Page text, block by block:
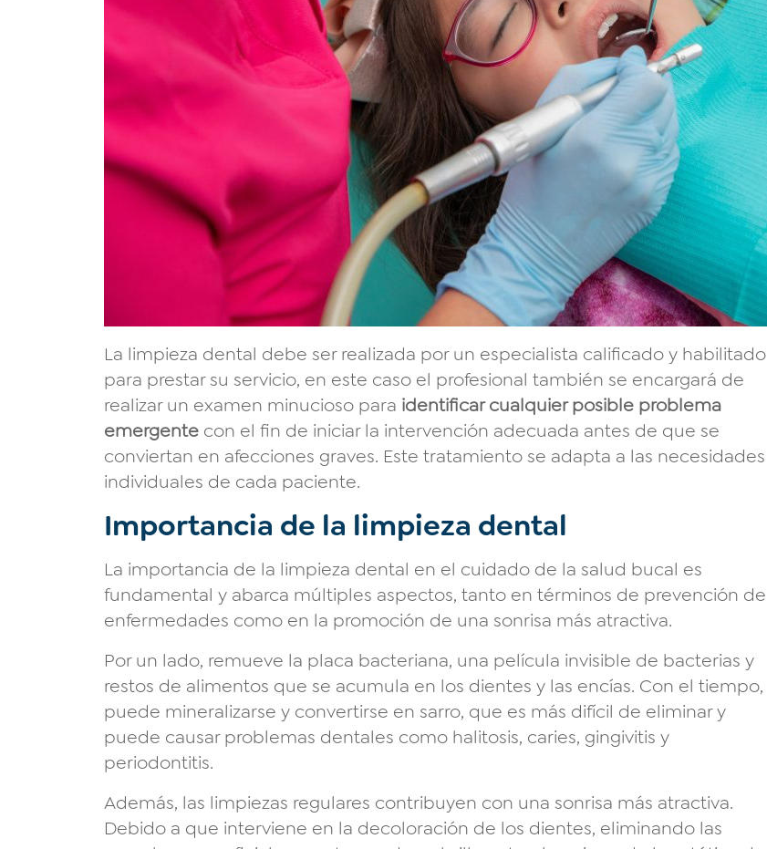
La limpieza dental debe ser realizada por un especialista calificado y habilitado
para prestar su servicio, en este caso el profesional también se encargará de
realizar un examen minucioso para identificar cualquier posible problema
emergente con el fin de iniciar la intervención adecuada antes de que se
conviertan en afecciones graves. Este tratamiento se adapta a las necesidades
individuales de cada paciente.
Importancia de la limpieza dental
La importancia de la limpieza dental en el cuidado de la salud bucal es
fundamental y abarca múltiples aspectos, tanto en términos de prevención de
enfermedades como en la promoción de una sonrisa más atractiva.
Por un lado, remueve la placa bacteriana, una película invisible de bacterias y
restos de alimentos que se acumula en los dientes y las encías. Con el tiempo,
puede mineralizarse y convertirse en sarro, que es más difícil de eliminar y
puede causar problemas dentales como halitosis, caries, gingivitis y
periodontitis.
Además, las limpiezas regulares contribuyen con una sonrisa más atractiva.
Debido a que interviene en la decoloración de los dientes, eliminando las